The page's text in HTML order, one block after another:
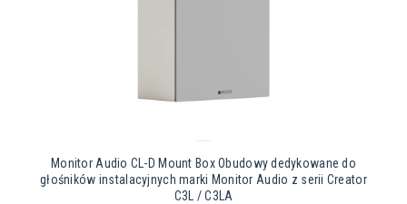
Monitor Audio CL-D Mount Box Obudowy dedykowane do
głośników instalacyjnych marki Monitor Audio z serii Creator
C3L / C3LA